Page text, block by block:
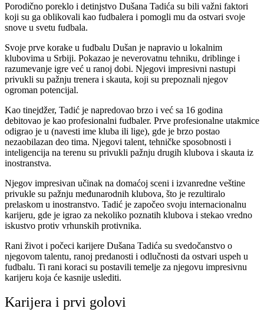
Porodično poreklo i detinjstvo Dušana Tadića su bili važni faktori
koji su ga oblikovali kao fudbalera i pomogli mu da ostvari svoje
snove u svetu fudbala.
Svoje prve korake u fudbalu Dušan je napravio u lokalnim
klubovima u Srbiji. Pokazao je neverovatnu tehniku, driblinge i
razumevanje igre već u ranoj dobi. Njegovi impresivni nastupi
privukli su pažnju trenera i skauta, koji su prepoznali njegov
ogroman potencijal.
Kao tinejdžer, Tadić je napredovao brzo i već sa 16 godina
debitovao je kao profesionalni fudbaler. Prve profesionalne utakmice
odigrao je u (navesti ime kluba ili lige), gde je brzo postao
nezaobilazan deo tima. Njegovi talent, tehničke sposobnosti i
inteligencija na terenu su privukli pažnju drugih klubova i skauta iz
inostranstva.
Njegov impresivan učinak na domaćoj sceni i izvanredne veštine
privukle su pažnju međunarodnih klubova, što je rezultiralo
prelaskom u inostranstvo. Tadić je započeo svoju internacionalnu
karijeru, gde je igrao za nekoliko poznatih klubova i stekao vredno
iskustvo protiv vrhunskih protivnika.
Rani život i počeci karijere Dušana Tadića su svedočanstvo o
njegovom talentu, ranoj predanosti i odlučnosti da ostvari uspeh u
fudbalu. Ti rani koraci su postavili temelje za njegovu impresivnu
karijeru koja će kasnije uslediti.
Karijera i prvi golovi